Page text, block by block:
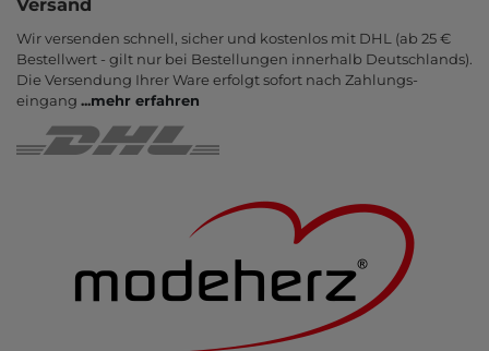
Versand
Wir versenden schnell, sicher und kostenlos mit DHL (ab 25 €
Bestell­wert - gilt nur bei Bestel­lungen inner­halb Deutsch­lands).
Die Ver­sendung Ihrer Ware er­folgt sofort nach Zahlungs­
eingang ...mehr erfahren